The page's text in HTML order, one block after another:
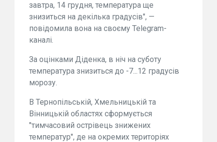
завтра, 14 грудня, температура ще
знизиться на декілька градусів", —
повідомила вона на своєму Telegram-
каналі.
За оцінками Діденка, в ніч на суботу
температура знизиться до -7...12 градусів
морозу.
В Тернопільській, Хмельницькій та
Вінницькій областях сформується
"тимчасовий острівець знижених
температур", де на окремих територіях